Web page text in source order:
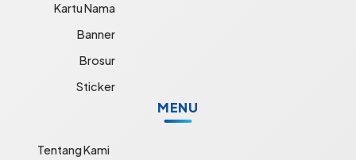
Kartu Nama
Banner
Brosur
Sticker
MENU
Tentang Kami